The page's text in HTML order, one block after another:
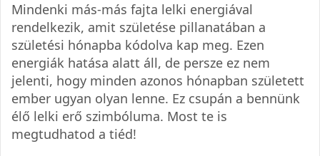
Mindenki más-más fajta lelki energiával
rendelkezik, amit születése pillanatában a
születési hónapba kódolva kap meg. Ezen
energiák hatása alatt áll, de persze ez nem
jelenti, hogy minden azonos hónapban született
ember ugyan olyan lenne. Ez csupán a bennünk
élő lelki erő szimbóluma. Most te is
megtudhatod a tiéd!